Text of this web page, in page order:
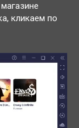
кликаем по